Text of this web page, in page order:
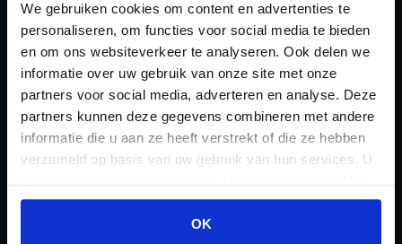
We gebruiken cookies om content en advertenties te
personaliseren, om functies voor social media te bieden
en om ons websiteverkeer te analyseren. Ook delen we
informatie over uw gebruik van onze site met onze
partners voor social media, adverteren en analyse. Deze
partners kunnen deze gegevens combineren met andere
informatie die u aan ze heeft verstrekt of die ze hebben
verzameld op basis van uw gebruik van hun services. U
gebruiken.
OK
Fiscale waardering
Flex BV oprichten of
omzetten
Geleidebiljet jaarstukken
2023
Geleidebiljet jaarstukken
banksparen
Overgang naar
Stamrecht BV
P
Pensioen BV
Pensioen BV bij
overlijden